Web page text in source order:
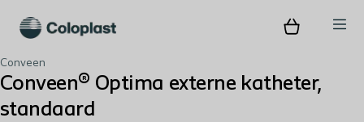
Conveen
Conveen® Optima externe katheter,
standaard